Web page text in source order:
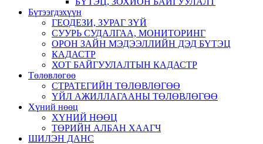
Бүтээгдэхүүн
ГЕОДЕЗИ, ЗУРАГ ЗҮЙ
СУУРЬ СУДАЛГАА, МОНИТОРИНГ
ОРОН ЗАЙН МЭДЭЭЛЛИЙН ДЭД БҮТЭЦ
КАДАСТР
ХОТ БАЙГУУЛАЛТЫН КАДАСТР
Төлөвлөгөө
СТРАТЕГИЙН ТӨЛӨВЛӨГӨӨ
ҮЙЛ АЖИЛЛАГААНЫ ТӨЛӨВЛӨГӨӨ
Хүний нөөц
ХҮНИЙ НӨӨЦ
ТӨРИЙН АЛБАН ХААГЧ
ШИЛЭН ДАНС